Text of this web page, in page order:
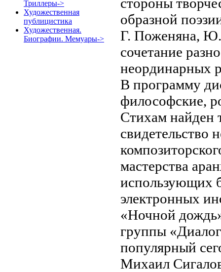
Триллеры->
Художественная
публицистика
Художественная.
Биографии. Мемуары->
образной
Г. Поженяна,
сочетание
неординарных
В программу
философские,
Стихам найден
свидетельство
мастерства
использующих
электронных
«Ночной
группы
популярный
Михаил